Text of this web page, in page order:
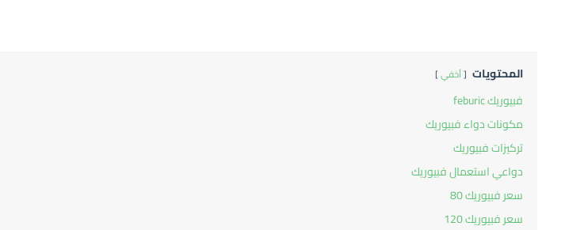
المحتويات أخفي
فبيوريك feburic
مكونات دواء فبيوريك
تركيزات فبيوريك
دواعي استعمال فبيوريك
سعر فبيوريك 80
سعر فبيوريك 120